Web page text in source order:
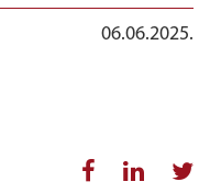
06.06.2025.